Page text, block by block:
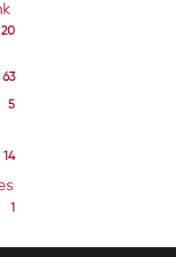
20
63
5
14
1